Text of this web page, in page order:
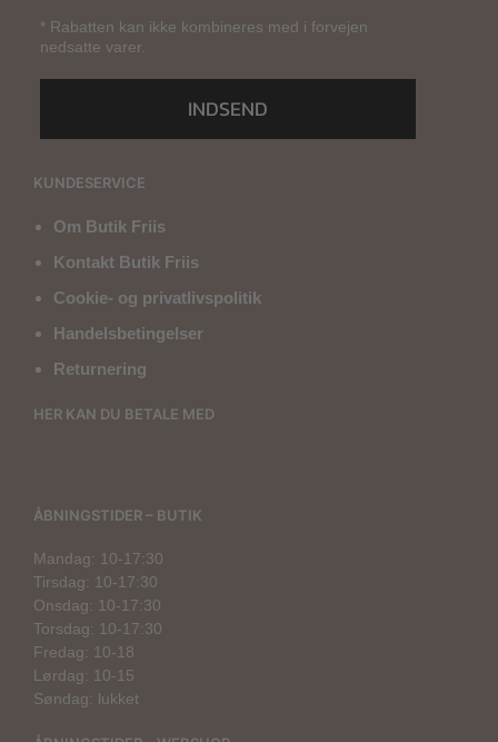
* Rabatten kan ikke kombineres med i forvejen
nedsatte varer.
INDSEND
KUNDESERVICE
Om Butik Friis
Kontakt Butik Friis
Cookie- og privatlivspolitik
Handelsbetingelser
Returnering
HER KAN DU BETALE MED
ÅBNINGSTIDER – BUTIK
Mandag: 10-17:30
Tirsdag: 10-17:30
Onsdag: 10-17:30
Torsdag: 10-17:30
Fredag: 10-18
Lørdag: 10-15
Søndag: lukket